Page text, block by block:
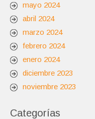
mayo 2024
abril 2024
marzo 2024
febrero 2024
enero 2024
diciembre 2023
noviembre 2023
Categorías